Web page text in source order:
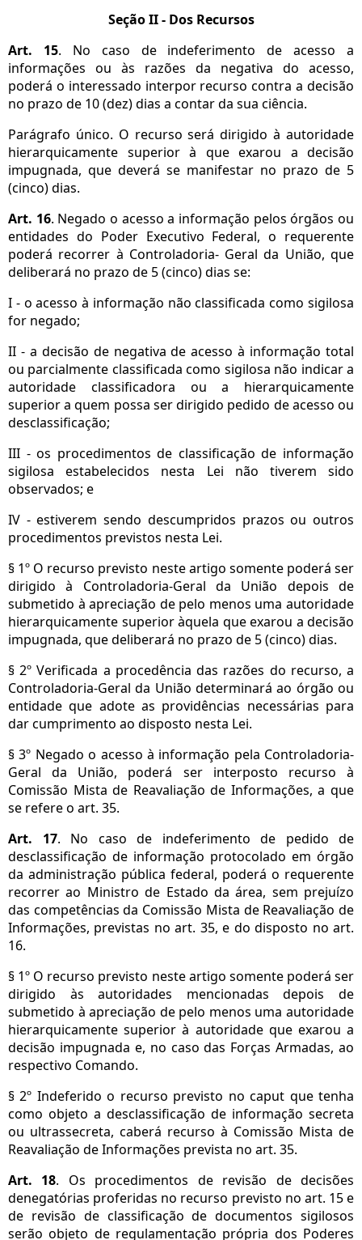
Seção II - Dos Recursos
Art. 15. No caso de indeferimento de acesso a
informações ou às razões da negativa do acesso,
poderá o interessado interpor recurso contra a decisão
no prazo de 10 (dez) dias a contar da sua ciência.
Parágrafo único. O recurso será dirigido à autoridade
hierarquicamente superior à que exarou a decisão
impugnada, que deverá se manifestar no prazo de 5
(cinco) dias.
Art. 16. Negado o acesso a informação pelos órgãos ou
entidades do Poder Executivo Federal, o requerente
poderá recorrer à Controladoria- Geral da União, que
deliberará no prazo de 5 (cinco) dias se:
I - o acesso à informação não classificada como sigilosa
for negado;
II - a decisão de negativa de acesso à informação total
ou parcialmente classificada como sigilosa não indicar a
autoridade classificadora ou a hierarquicamente
superior a quem possa ser dirigido pedido de acesso ou
desclassificação;
III - os procedimentos de classificação de informação
sigilosa estabelecidos nesta Lei não tiverem sido
observados; e
IV - estiverem sendo descumpridos prazos ou outros
procedimentos previstos nesta Lei.
§ 1º O recurso previsto neste artigo somente poderá ser
dirigido à Controladoria-Geral da União depois de
submetido à apreciação de pelo menos uma autoridade
hierarquicamente superior àquela que exarou a decisão
impugnada, que deliberará no prazo de 5 (cinco) dias.
§ 2º Verificada a procedência das razões do recurso, a
Controladoria-Geral da União determinará ao órgão ou
entidade que adote as providências necessárias para
dar cumprimento ao disposto nesta Lei.
§ 3º Negado o acesso à informação pela Controladoria-
Geral da União, poderá ser interposto recurso à
Comissão Mista de Reavaliação de Informações, a que
se refere o art. 35.
Art. 17. No caso de indeferimento de pedido de
desclassificação de informação protocolado em órgão
da administração pública federal, poderá o requerente
recorrer ao Ministro de Estado da área, sem prejuízo
das competências da Comissão Mista de Reavaliação de
Informações, previstas no art. 35, e do disposto no art.
16.
§ 1º O recurso previsto neste artigo somente poderá ser
dirigido às autoridades mencionadas depois de
submetido à apreciação de pelo menos uma autoridade
hierarquicamente superior à autoridade que exarou a
decisão impugnada e, no caso das Forças Armadas, ao
respectivo Comando.
§ 2º Indeferido o recurso previsto no caput que tenha
como objeto a desclassificação de informação secreta
ou ultrassecreta, caberá recurso à Comissão Mista de
Reavaliação de Informações prevista no art. 35.
Art. 18. Os procedimentos de revisão de decisões
denegatórias proferidas no recurso previsto no art. 15 e
de revisão de classificação de documentos sigilosos
serão objeto de regulamentação própria dos Poderes